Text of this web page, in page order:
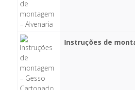
Instruções de